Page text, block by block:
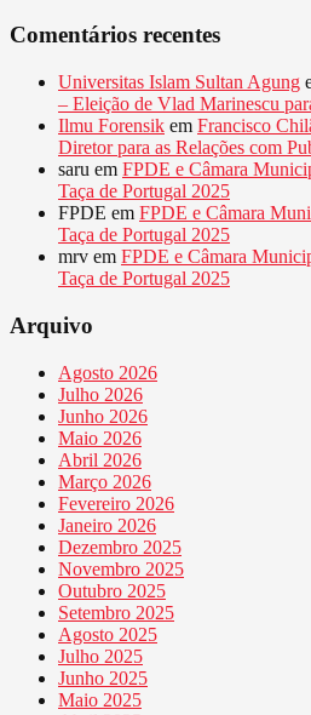
Comentários recentes
Universitas Islam Sultan Agung
– Eleição de Vlad Marinescu
Ilmu Forensik em Francisco
Diretor para as Relações com
saru em FPDE e Câmara
Taça de Portugal 2025
FPDE em FPDE e Câmara
Taça de Portugal 2025
mrv em FPDE e Câmara
Taça de Portugal 2025
Arquivo
Agosto 2026
Julho 2026
Junho 2026
Maio 2026
Abril 2026
Março 2026
Fevereiro 2026
Janeiro 2026
Dezembro 2025
Novembro 2025
Outubro 2025
Setembro 2025
Agosto 2025
Julho 2025
Junho 2025
Maio 2025